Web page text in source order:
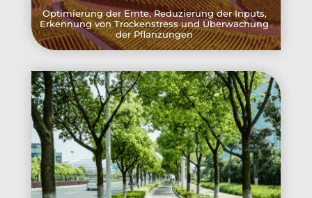
Optimierung der Ernte, Reduzierung der Inputs,
Erkennung von Trockenstress und Überwachung
der Pflanzungen